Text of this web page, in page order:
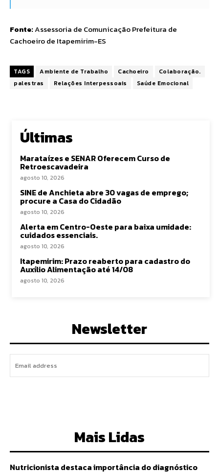
Fonte:Assessoria de Comunicação Prefeitura de
Cachoeiro de Itapemirim-ES
TAGS Ambiente de Trabalho Cachoeiro
Colaboração.
palestras
Relações Interpessoais Saúde Emocional
Últimas
Marataízes e SENAR Oferecem Curso de
Retroescavadeira
agosto 10, 2026
SINE de Anchieta abre 30 vagas de emprego;
procure a Casa do Cidadão
agosto 10, 2026
Alerta em Centro-Oeste para baixa umidade:
cuidados essenciais.
agosto 10, 2026
Itapemirim: Prazo reaberto para cadastro do
Auxílio Alimentação até 14/08
agosto 10, 2026
Newsletter
Mais Lidas
Nutricionista destaca importância do diagnóstico